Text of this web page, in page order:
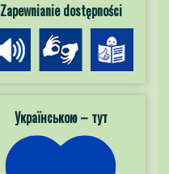
Zapewnianie dostępności
Українською – тут